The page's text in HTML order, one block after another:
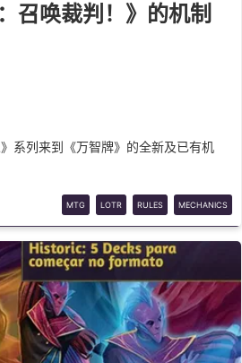
召唤裁判！》的机制
系列来到《万智牌》的全新及已有机
MTG LOTR RULES MECHANICS